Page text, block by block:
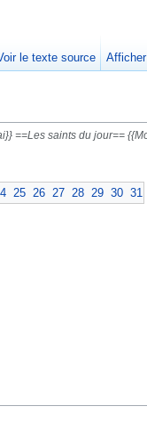
==Les saints du jour==
25 26 27 28 29 30 31
le texte source